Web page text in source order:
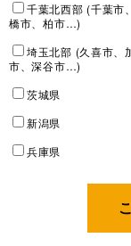
千葉北西部 (千葉市
橋市、柏市…)
埼玉北部 (久喜市、
市、深谷市…)
茨城県
新潟県
兵庫県